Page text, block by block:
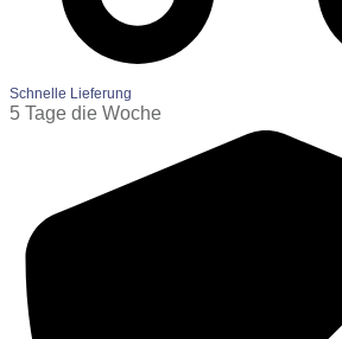
Schnelle Lieferung
5 Tage die Woche